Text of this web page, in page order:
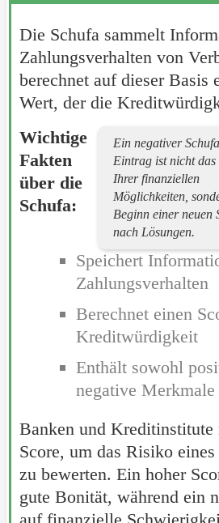
Die Schufa sammelt
Zahlungsverhalten von
berechnet auf dieser Basis
Wert, der die
Ein negativer
Eintrag ist nicht das
Ihrer finanziellen
Möglichkeiten,
Beginn einer neuen
nach Lösungen.
Wichtige
Fakten
über die
Schufa:
Speichert
Zahlungsverhalten
Berechnet einen
Kreditwürdigkeit
Enthält sowohl
negative Merkmale
Banken und Kreditinstitute
Score, um das Risiko
zu bewerten. Ein hoher
gute Bonität, während ein